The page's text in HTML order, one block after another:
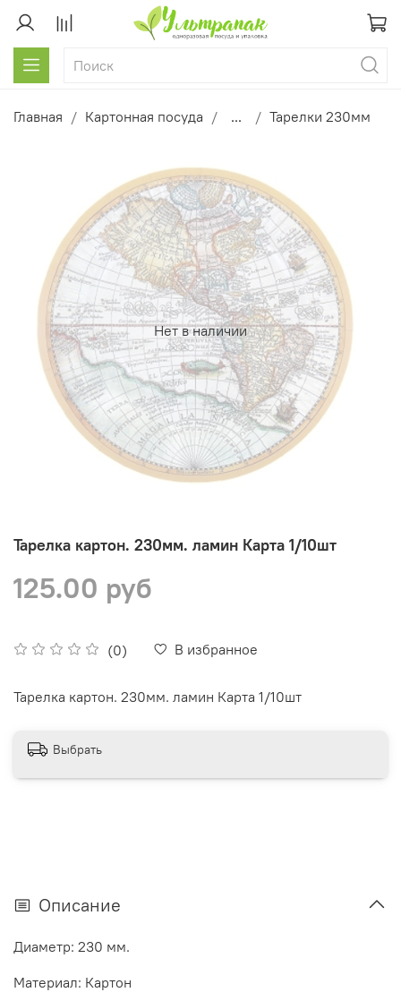
Главная Картонная посуда ... Тарелки 230мм
Нет в наличии
Тарелка картон. 230мм. ламин Карта 1/10шт
(0) В избранное
125.00 руб
Тарелка картон. 230мм. ламин Карта 1/10шт
Выбрать
Описание
Диаметр: 230 мм.
Материал: Картон